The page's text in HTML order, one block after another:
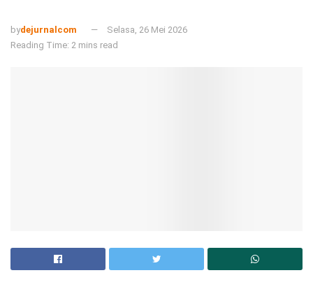
bydejurnalcom
Selasa, 26 Mei 2026
Reading Time: 2 mins read